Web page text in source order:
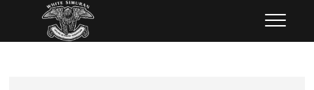
содержимому